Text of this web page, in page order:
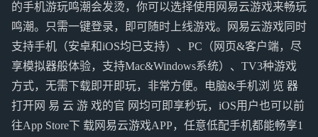
的手机游玩鸣潮会发烫，你可以选择使用网易云游戏来畅玩
鸣潮。只需一键登录，即可随时上线游戏。网易云游戏同时
支持手机（安卓和iOS均已支持）、PC（网页&客户端，尽
享模拟器般体验，支持Mac&Windows系统）、TV3种游戏
方式，无需下载即开即玩，非常方便。电脑&手机浏 览 器
打开网 易 云 游 戏的官 网均可即享秒玩，iOS用户也可以前
往App Store下 载网易云游戏APP，任意低配手机都能畅享1